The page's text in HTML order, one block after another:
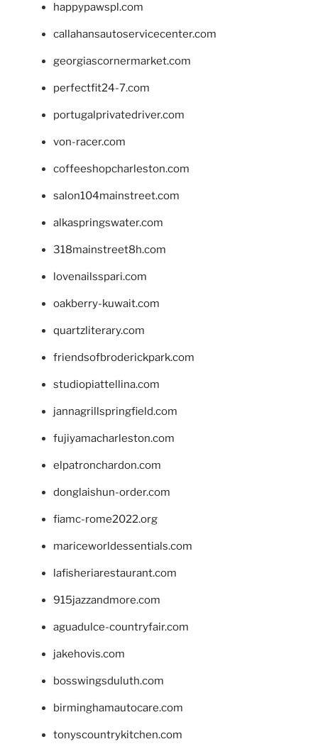
happypawspl.com
callahansautoservicecenter.com
georgiascornermarket.com
perfectfit24-7.com
portugalprivatedriver.com
von-racer.com
coffeeshopcharleston.com
salon104mainstreet.com
alkaspringswater.com
318mainstreet8h.com
lovenailsspari.com
oakberry-kuwait.com
quartzliterary.com
friendsofbroderickpark.com
studiopiattellina.com
jannagrillspringfield.com
fujiyamacharleston.com
elpatronchardon.com
donglaishun-order.com
fiamc-rome2022.org
mariceworldessentials.com
lafisheriarestaurant.com
915jazzandmore.com
aguadulce-countryfair.com
jakehovis.com
bosswingsduluth.com
birminghamautocare.com
tonyscountrykitchen.com